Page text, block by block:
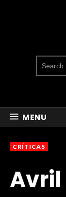
MENU
CRÍTICAS
Avril